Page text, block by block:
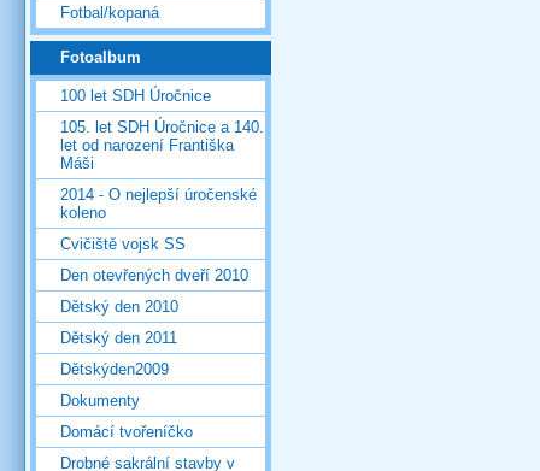
Fotbal/kopaná
Fotoalbum
100 let SDH Úročnice
105. let SDH Úročnice a 140.
let od narození Františka
Máši
2014 - O nejlepší úročenské
koleno
Cvičiště vojsk SS
Den otevřených dveří 2010
Dětský den 2010
Dětský den 2011
Dětskýden2009
Dokumenty
Domácí tvořeníčko
Drobné sakrální stavby v